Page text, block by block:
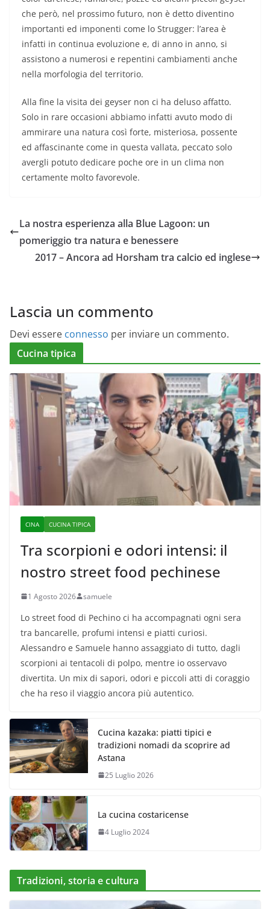
che però, nel prossimo futuro, non è detto diventino
importanti ed imponenti come lo Strugger: l’area è
infatti in continua evoluzione e, di anno in anno, si
assistono a numerosi e repentini cambiamenti anche
nella morfologia del territorio.
Alla fine la visita dei geyser non ci ha deluso affatto.
Solo in rare occasioni abbiamo infatti avuto modo di
ammirare una natura così forte, misteriosa, possente
ed affascinante come in questa vallata, peccato solo
avergli potuto dedicare poche ore in un clima non
certamente molto favorevole.
La nostra esperienza alla Blue Lagoon: un
pomeriggio tra natura e benessere
2017 – Ancora ad Horsham tra calcio ed inglese
Lascia un commento
Devi essere connesso per inviare un commento.
Cucina tipica
CINA CUCINA TIPICA
Tra scorpioni e odori intensi: il
nostro street food pechinese
1 Agosto 2026 samuele
Lo street food di Pechino ci ha accompagnati ogni sera
tra bancarelle, profumi intensi e piatti curiosi.
Alessandro e Samuele hanno assaggiato di tutto, dagli
scorpioni ai tentacoli di polpo, mentre io osservavo
divertita. Un mix di sapori, odori e piccoli atti di coraggio
che ha reso il viaggio ancora più autentico.
Cucina kazaka: piatti tipici e
tradizioni nomadi da scoprire ad
Astana
25 Luglio 2026
La cucina costaricense
4 Luglio 2024
Tradizioni, storia e cultura